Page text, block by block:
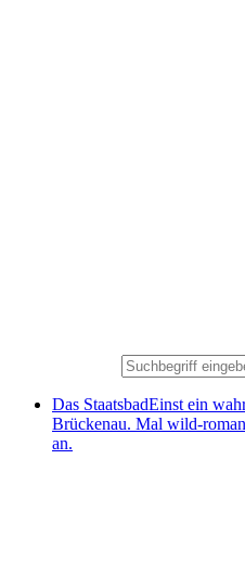
Das StaatsbadEinst ein
Brückenau. Mal wild-
an.